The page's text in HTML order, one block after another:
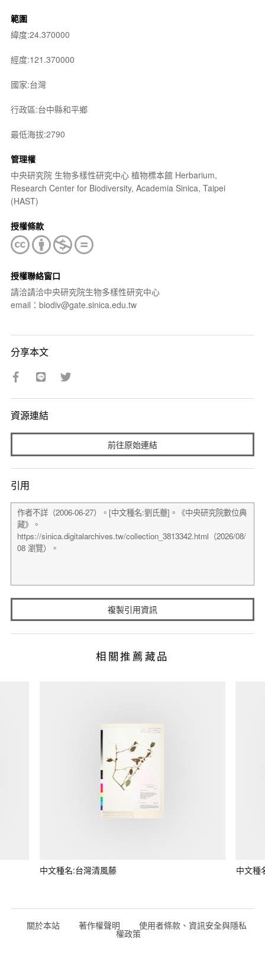
範圍
緯度:24.370000
經度:121.370000
國家:台灣
行政區:台中縣和平鄉
最低海拔:2790
管理權
中央研究院 生物多樣性研究中心 植物標本館 Herbarium,
Research Center for Biodiversity, Academia Sinica, Taipei
(HAST)
授權條款
授權聯絡窗口
請洽請洽中央研究院生物多樣性研究中心
email：biodiv@gate.sinica.edu.tw
分享本文
資源連結
前往原始連結
引用
複製引用資訊
相關推薦藏品
中文種名:台灣清風藤 中文種
關於本站 著作權聲明 使用者條款、資訊安全與隱私
權政策